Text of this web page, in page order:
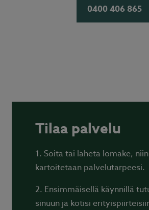
0400 406 865
Tilaa palvelu
1. Soita tai lähetä lomake, niin
kartoitetaan palvelutarpeesi.
2. Ensimmäisellä käynnillä
sinuun ja kotisi